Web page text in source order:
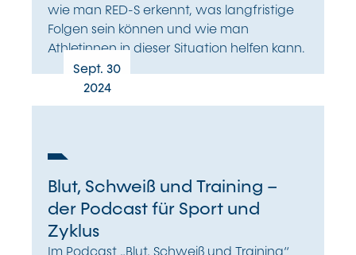
wie man RED-S erkennt, was langfristige
Folgen sein können und wie man
Athletinnen in dieser Situation helfen kann.
Sept. 30
2024
Blut, Schweiß und Training –
der Podcast für Sport und
Zyklus
Im Podcast „Blut, Schweiß und Training“